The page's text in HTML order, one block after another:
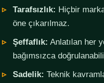
Tarafsızlık: Hiçbir
öne çıkarılmaz.
Şeffaflık: Anlatılan her
bağımsızca
Sadelik: Teknik